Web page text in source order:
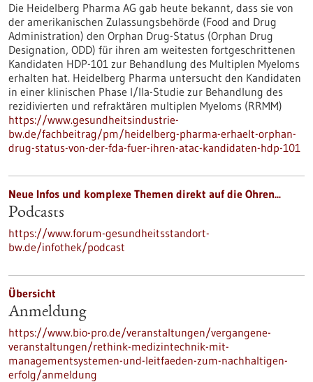
Die Heidelberg Pharma AG gab heute bekannt, dass sie von
der amerikanischen Zulassungsbehörde (Food and Drug
Administration) den Orphan Drug-Status (Orphan Drug
Designation, ODD) für ihren am weitesten fortgeschrittenen
Kandidaten HDP-101 zur Behandlung des Multiplen Myeloms
erhalten hat. Heidelberg Pharma untersucht den Kandidaten
in einer klinischen Phase I/IIa-Studie zur Behandlung des
rezidivierten und refraktären multiplen Myeloms (RRMM)
https://www.gesundheitsindustrie-
bw.de/fachbeitrag/pm/heidelberg-pharma-erhaelt-orphan-
drug-status-von-der-fda-fuer-ihren-atac-kandidaten-hdp-101
Neue Infos und komplexe Themen direkt auf die Ohren...
Podcasts
https://www.forum-gesundheitsstandort-
bw.de/infothek/podcast
Übersicht
Anmeldung
https://www.bio-pro.de/veranstaltungen/vergangene-
veranstaltungen/rethink-medizintechnik-mit-
managementsystemen-und-leitfaeden-zum-nachhaltigen-
erfolg/anmeldung